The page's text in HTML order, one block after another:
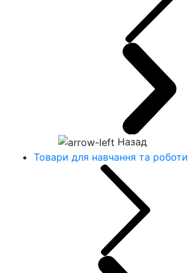
Назад
Товари для навчання та роботи